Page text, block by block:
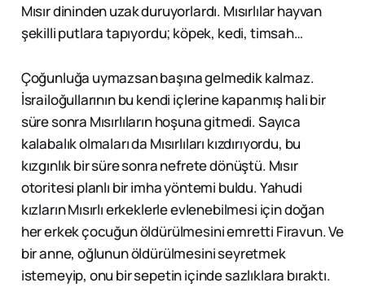
Mısır dininden uzak duruyorlardı. Mısırlılar hayvan
şekilli putlara tapıyordu; köpek, kedi, timsah…
Çoğunluğa uymazsan başına gelmedik kalmaz.
İsrailoğullarının bu kendi içlerine kapanmış hali bir
süre sonra Mısırlıların hoşuna gitmedi. Sayıca
kalabalık olmaları da Mısırlıları kızdırıyordu, bu
kızgınlık bir süre sonra nefrete dönüştü. Mısır
otoritesi planlı bir imha yöntemi buldu. Yahudi
kızların Mısırlı erkeklerle evlenebilmesi için doğan
her erkek çocuğun öldürülmesini emretti Firavun. Ve
bir anne, oğlunun öldürülmesini seyretmek
istemeyip, onu bir sepetin içinde sazlıklara bıraktı.